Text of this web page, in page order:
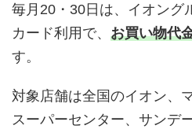
毎月20・30日は、イオング
カード利用で、 お買い物代
す。
対象店舗は全国のイオン、
スーパーセンター、サンデ